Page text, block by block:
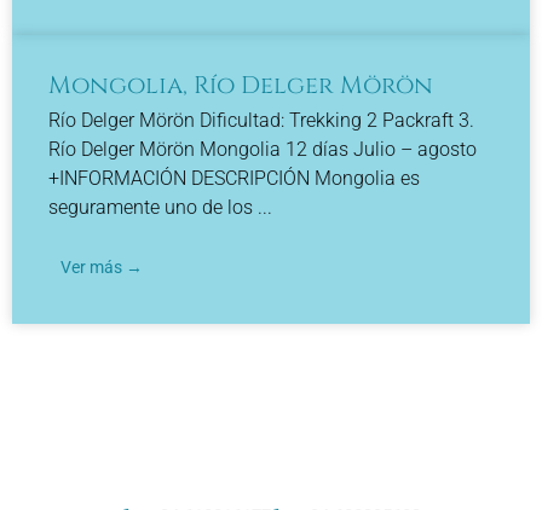
Mongolia, Río Delger Mörön
Río Delger Mörön Dificultad: Trekking 2 Packraft 3.
Río Delger Mörön Mongolia 12 días Julio – agosto
+INFORMACIÓN DESCRIPCIÓN Mongolia es
seguramente uno de los ...
Ver más →